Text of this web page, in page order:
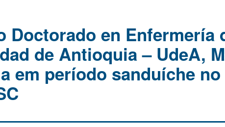
Doctorado en Enfermería
de Antioquia – UdeA,
em período sanduíche no